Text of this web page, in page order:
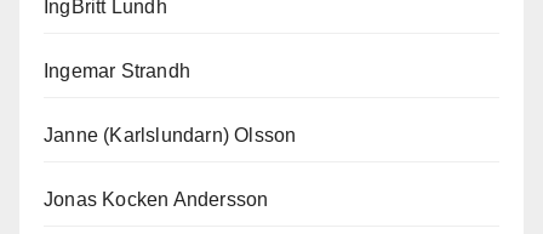
IngBritt Lundh
Ingemar Strandh
Janne (Karlslundarn) Olsson
Jonas Kocken Andersson